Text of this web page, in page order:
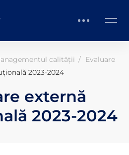
calității
Evaluare
2023-2024
externă
2023-2024